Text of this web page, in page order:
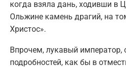
когда взяла дань, ходивши в
Ольжине камень драгий, на
Христос».
Впрочем, лукавый император,
подробностей, как бы в